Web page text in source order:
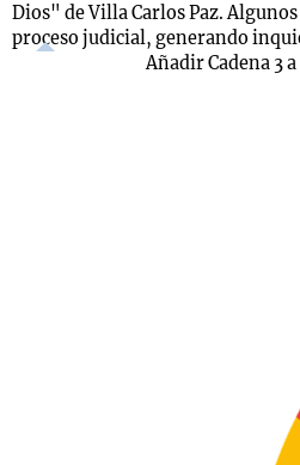
Dios" de Villa Carlos Paz.
proceso judicial, generando
Añadir Cadena 3 a